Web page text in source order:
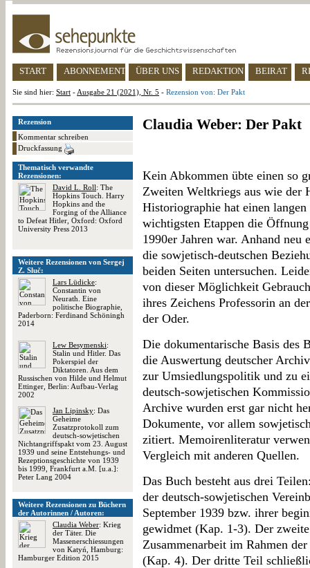
START ABONNEMENT ÜBER UNS REDAKTION BEIRAT
Sie sind hier: Start - Ausgabe 21 (2021), Nr. 5 - Rezension von: Der Pakt
Rezension
Kommentar schreiben
Druckfassung
Thematisch verwandte
Rezensionen:
David L. Roll: The
Hopkins Touch. Harry
Hopkins and the
Forging of the Alliance
to Defeat Hitler, Oxford: Oxford
University Press 2013
Weitere Rezensionen von Sergej
Z. Sluč:
Lars Lüdicke:
Constantin von
Neurath. Eine
politische Biographie,
Paderborn: Ferdinand Schöningh
2014
Lew Besymenski:
Stalin und Hitler. Das
Pokerspiel der
Diktatoren. Aus dem
Russischen von Hilde und Helmut
Ettinger, Berlin: Aufbau-Verlag
2002
Jan Lipinsky: Das
Geheime
Zusatzprotokoll zum
deutsch-sowjetischen
Nichtangriffspakt vom 23. August
1939 und seine Entstehungs- und
Rezeptionsgeschichte von 1939
bis 1999, Frankfurt a.M. [u.a.]:
Peter Lang 2004
Weitere Rezensionen zu Büchern
der Autorinnen / Autoren:
Claudia Weber: Krieg
der Täter. Die
Massenerschiessungen
von Katyń, Hamburg:
Hamburger Edition 2015
Claudia Weber: Der Pakt
Kein Abkommen übte einen so
Zweiten Weltkriegs aus wie der
Historiographie hat einen
wichtigsten Etappen die
1990er Jahren war. Anhand neu
die sowjetisch-deutschen
beiden Seiten untersuchen.
von dieser Möglichkeit
ihres Zeichens Professorin an
der Oder.
Die dokumentarische Basis des
die Auswertung deutscher
zur Umsiedlungspolitik und zu
deutsch-sowjetischen
Archive wurden erst gar nicht
Dokumente, vor allem
zitiert. Memoirenliteratur
Vergleich mit anderen Quellen.
Das Buch besteht aus drei
der deutsch-sowjetischen
September 1939 bzw. ihrer
gewidmet (Kap. 1-3). Der
Zusammenarbeit im Rahmen
(Kap. 4). Der dritte Teil